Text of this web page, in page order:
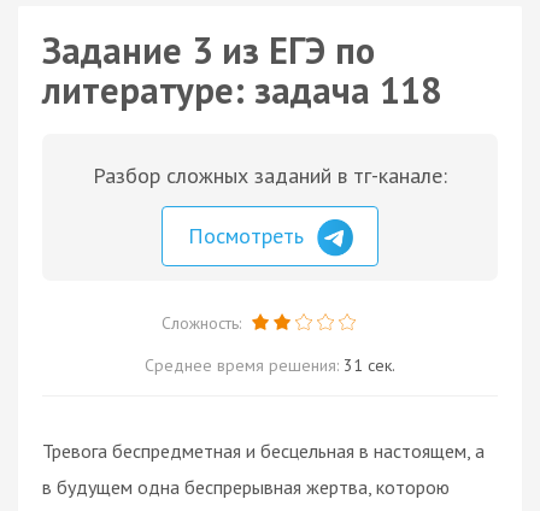
Задание 3 из ЕГЭ по
литературе: задача 118
Разбор сложных заданий в тг-канале:
Посмотреть
Сложность:
Среднее время решения: 31 сек.
Тревога беспредметная и бесцельная в настоящем, а
в будущем одна беспрерывная жертва, которою